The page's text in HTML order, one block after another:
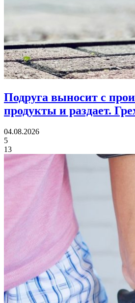
Подруга выносит с
продукты и раздает.
04.08.2026
5
13